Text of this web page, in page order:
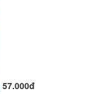
57.000đ